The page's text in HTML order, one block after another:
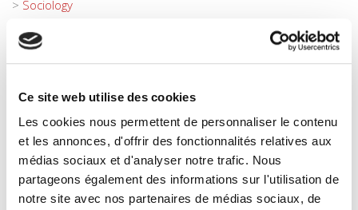
Ce site web utilise des cookies
Les cookies nous permettent de personnaliser le contenu
et les annonces, d'offrir des fonctionnalités relatives aux
médias sociaux et d'analyser notre trafic. Nous
partageons également des informations sur l'utilisation de
notre site avec nos partenaires de médias sociaux, de
> Sociology
BISAC Subject Heading
SOC000000 SOCIAL SCIENCE > SOC026000 SOCIAL SCIENCE
/ Sociology
J Society & social sciences > JHB Sociology
Onix Audience Codes
06 Professional and scholarly
Title First Published
24 November 2022